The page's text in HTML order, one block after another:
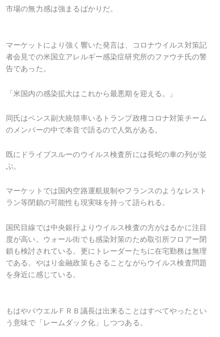
市場の無力感は強まるばかりだ。
マーケットにより強く響いた発言は、コロナウイルス対策記
者会見での米国立アレルギー感染症研究所のファウチ氏の警
告であった。
「米国内の感染拡大はこれから最悪期を迎える。」
同氏はペンス副大統領率いるトランプ政権コロナ対策チーム
のメンバーの中で本音で語るので人気がある。
既にドライブスルーのウイルス検査所には長蛇の車の列が並
ぶ。
マーケットでは国内空路運航規制やフランスのようなレスト
ラン等閉鎖の可能性も現実味を持って語られる。
国民目線では中央銀行よりウイルス検査の方がはるかに注目
度が高い。ウォール街でも感染対策のため取引所フロアー閉
鎖も検討されている。更にトレーダーたちに在宅勤務は無理
である。やはり金融政策もさることながらウイルス検査問題
を身近に感じている。
もはやパウエルＦＲＢ議長は出来ることはすべてやったとい
う意味で「レームダック化」しつつある。